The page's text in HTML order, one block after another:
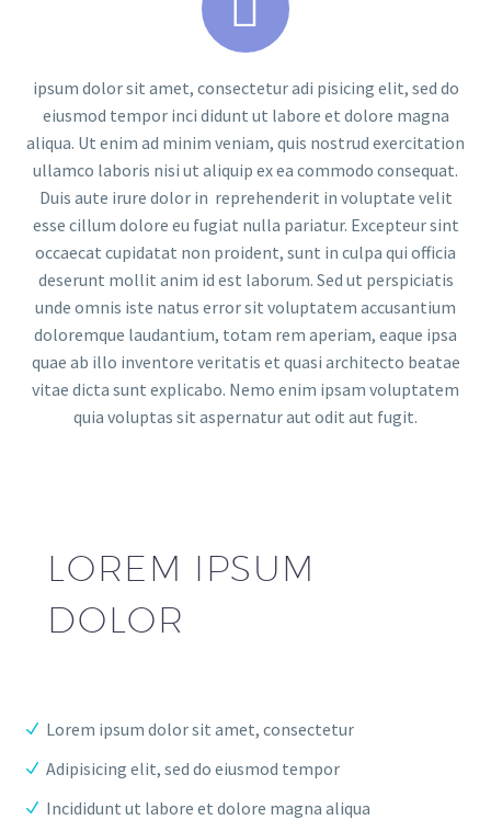
ipsum dolor sit amet, consectetur adi pisicing elit, sed do
eiusmod tempor inci didunt ut labore et dolore magna
aliqua. Ut enim ad minim veniam, quis nostrud exercitation
ullamco laboris nisi ut aliquip ex ea commodo consequat.
Duis aute irure dolor in reprehenderit in voluptate velit
esse cillum dolore eu fugiat nulla pariatur. Excepteur sint
occaecat cupidatat non proident, sunt in culpa qui officia
deserunt mollit anim id est laborum. Sed ut perspiciatis
unde omnis iste natus error sit voluptatem accusantium
doloremque laudantium, totam rem aperiam, eaque ipsa
quae ab illo inventore veritatis et quasi architecto beatae
vitae dicta sunt explicabo. Nemo enim ipsam voluptatem
quia voluptas sit aspernatur aut odit aut fugit.
LOREM IPSUM
DOLOR
Lorem ipsum dolor sit amet, consectetur
Adipisicing elit, sed do eiusmod tempor
Incididunt ut labore et dolore magna aliqua